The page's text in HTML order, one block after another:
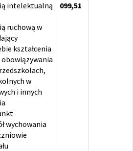
intelektualną
ruchową w
kształcenia
w
i innych
wychowania
099,51